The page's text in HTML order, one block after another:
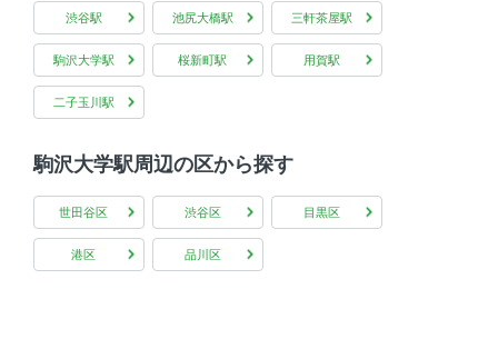
渋谷駅 池尻大橋駅 三軒茶屋駅
駒沢大学駅 桜新町駅 用賀駅
二子玉川駅
駒沢大学駅周辺の区から探す
世田谷区 渋谷区 目黒区
港区 品川区